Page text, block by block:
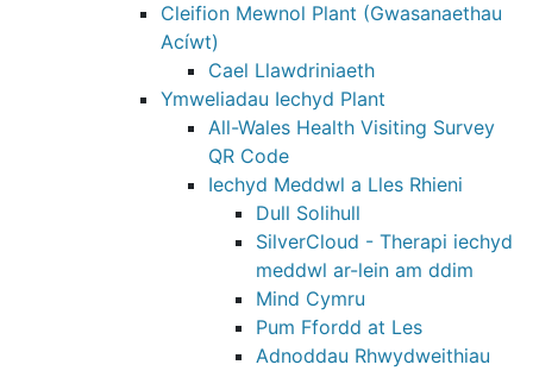
Cleifion Mewnol Plant (Gwasanaethau
Acíwt)
Cael Llawdriniaeth
Ymweliadau Iechyd Plant
All-Wales Health Visiting Survey
QR Code
Iechyd Meddwl a Lles Rhieni
Dull Solihull
SilverCloud - Therapi iechyd
meddwl ar-lein am ddim
Mind Cymru
Pum Ffordd at Les
Adnoddau Rhwydweithiau